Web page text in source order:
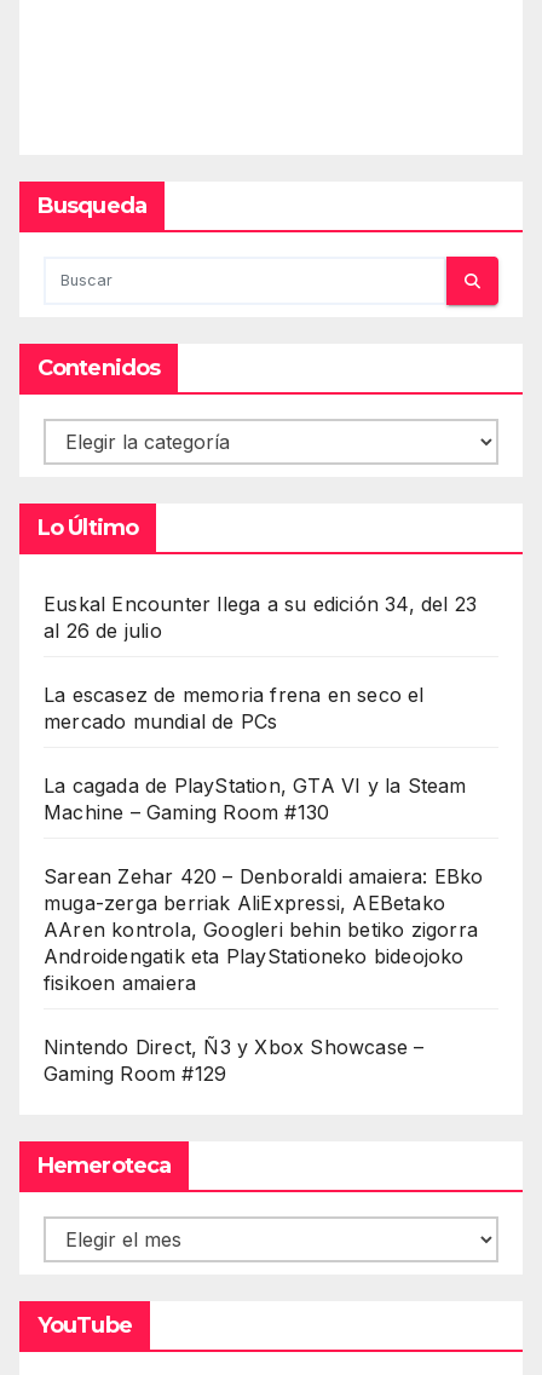
Busqueda
Contenidos
Contenidos
Lo Último
Euskal Encounter llega a su edición 34, del 23
al 26 de julio
La escasez de memoria frena en seco el
mercado mundial de PCs
La cagada de PlayStation, GTA VI y la Steam
Machine – Gaming Room #130
Sarean Zehar 420 – Denboraldi amaiera: EBko
muga-zerga berriak AliExpressi, AEBetako
AAren kontrola, Googleri behin betiko zigorra
Androidengatik eta PlayStationeko bideojoko
fisikoen amaiera
Nintendo Direct, Ñ3 y Xbox Showcase –
Gaming Room #129
Hemeroteca
Hemeroteca
YouTube